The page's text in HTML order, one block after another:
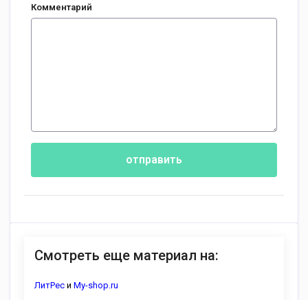
Комментарий
отправить
Смотреть еще материал на:
ЛитРес и My-shop.ru